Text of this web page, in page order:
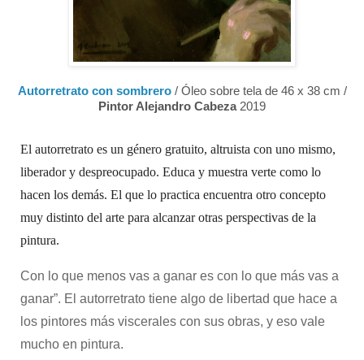
Autorretrato con sombrero/ Óleo sobre tela de 46 x 38 cm /
Pintor Alejandro Cabeza2019
El autorretrato es un género gratuito, altruista con uno mismo,
liberador y despreocupado. Educa y muestra verte como lo
hacen los demás. El que lo practica encuentra otro concepto
muy distinto del arte para alcanzar otras perspectivas de la
pintura.
Con lo que menos vas a ganar es con lo que más vas a
ganar”. El autorretrato tiene algo de libertad que hace a
los pintores más viscerales con sus obras, y eso vale
mucho en pintura.